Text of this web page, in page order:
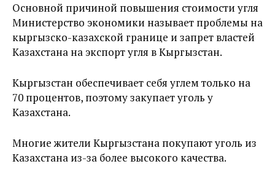
Основной причиной повышения стоимости угля
Министерство экономики называет проблемы на
кыргызско-казахской границе и запрет властей
Казахстана на экспорт угля в Кыргызстан.
Кыргызстан обеспечивает себя углем только на
70 процентов, поэтому закупает уголь у
Казахстана.
Многие жители Кыргызстана покупают уголь из
Казахстана из-за более высокого качества.